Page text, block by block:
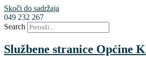
Skoči do sadržaja
049 232 267
Search
Službene stranice Općine